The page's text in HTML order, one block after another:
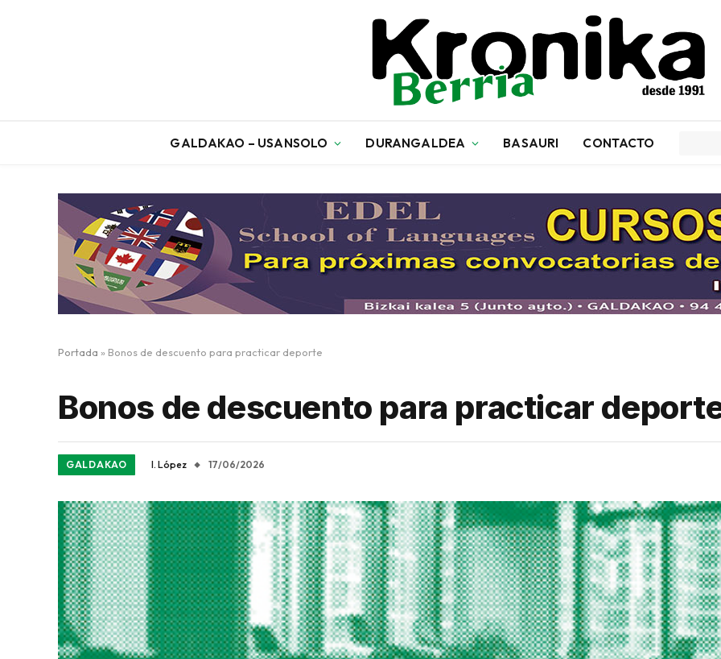
GALDAKAO – USANSOLO DURANGALDEA BASAURI CONTACTO
Portada » Bonos de descuento para practicar deporte
Bonos de descuento para practicar
GALDAKAO I. López 17/06/2026